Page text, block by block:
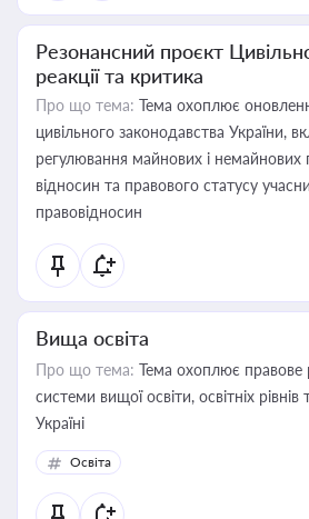
Резонансний проєкт
реакції та критика
Про що тема: Тема охоплює
цивільного законодавства України,
регулювання майнових і немайнових
відносин та правового статусу
правовідносин
Вища освіта
Про що тема: Тема охоплює правове
системи вищої освіти, освітніх рівнів
Україні
Освіта